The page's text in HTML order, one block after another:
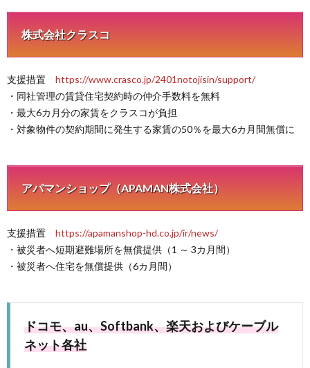
株式会社クラスコ
支援措置 https://www.crasco.jp/2401notojisin/support/
・同社管理の賃貸住宅契約時の仲介手数料を無料
・最大6カ月分の家賃をクラスコが負担
・対象物件の契約期間に発生する家賃の50％を最大6カ月間無償に
アパマンショップ（APAMAN株式会社）
支援措置 https://apamanshop-hd.co.jp/ir/news/
・被災者へ短期避難場所を無償提供（1 ～ 3カ月間）
・被災者へ住宅を無償提供（6カ月間）
ドコモ、au、Softbank、楽天およびケーブル
ネット各社